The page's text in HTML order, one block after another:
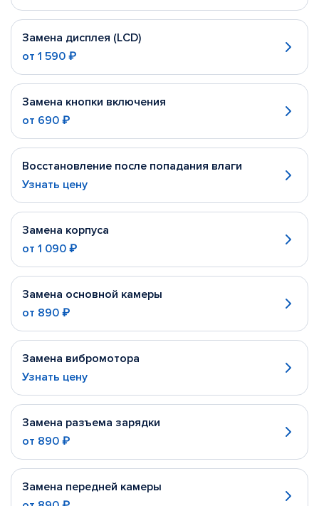
Замена дисплея (LCD)
от 1 590 ₽
Замена кнопки включения
от 690 ₽
Восстановление после попадания влаги
Узнать цену
Замена корпуса
от 1 090 ₽
Замена основной камеры
от 890 ₽
Замена вибромотора
Узнать цену
Замена разъема зарядки
от 890 ₽
Замена передней камеры